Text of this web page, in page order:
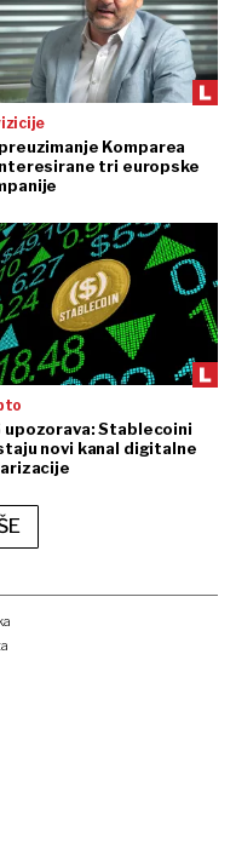
Komparea
tri europske
upozorava: Stablecoini
novi kanal digitalne